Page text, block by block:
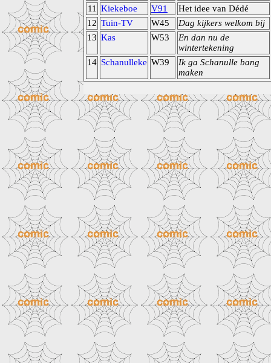
11
Kiekeboe V91
Het idee van Dédé
12 Tuin-TV W45
Dag kijkers welkom bij
13 Kas W53
En dan nu de
wintertekening
14 Schanulleke W39
Ik ga Schanulle bang
maken